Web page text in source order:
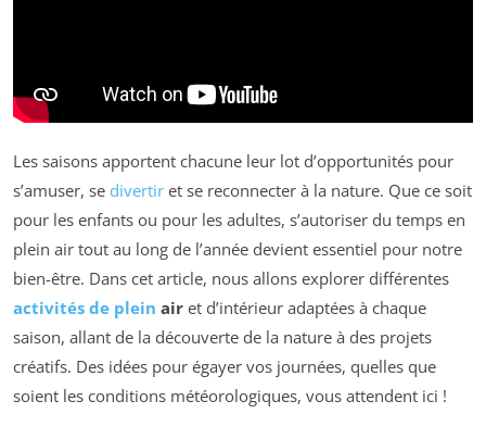
Les saisons apportent chacune leur lot d’opportunités pour
s’amuser, se divertir et se reconnecter à la nature. Que ce soit
pour les enfants ou pour les adultes, s’autoriser du temps en
plein air tout au long de l’année devient essentiel pour notre
bien-être. Dans cet article, nous allons explorer différentes
activités de plein air et d’intérieur adaptées à chaque
saison, allant de la découverte de la nature à des projets
créatifs. Des idées pour égayer vos journées, quelles que
soient les conditions météorologiques, vous attendent ici !